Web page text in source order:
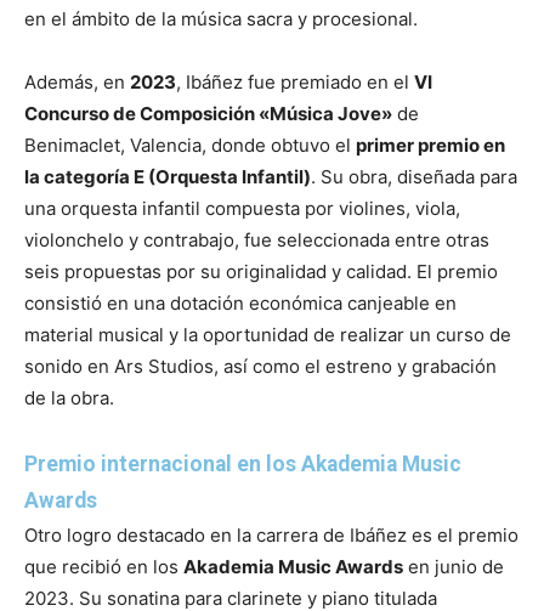
en el ámbito de la música sacra y procesional.
Además, en 2023, Ibáñez fue premiado en el VI
Concurso de Composición «Música Jove» de
Benimaclet, Valencia, donde obtuvo el primer premio en
la categoría E (Orquesta Infantil). Su obra, diseñada para
una orquesta infantil compuesta por violines, viola,
violonchelo y contrabajo, fue seleccionada entre otras
seis propuestas por su originalidad y calidad. El premio
consistió en una dotación económica canjeable en
material musical y la oportunidad de realizar un curso de
sonido en Ars Studios, así como el estreno y grabación
de la obra.
Premio internacional en los Akademia Music
Awards
Otro logro destacado en la carrera de Ibáñez es el premio
que recibió en los Akademia Music Awards en junio de
2023. Su sonatina para clarinete y piano titulada